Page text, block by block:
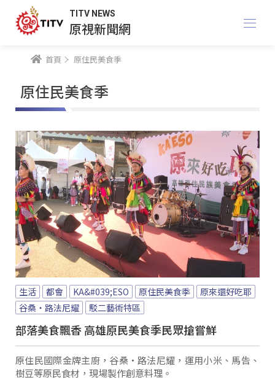
TITV NEWS
原視新聞網
首頁 原住民美食季
原住民美食季
生活 都會 KA&#039;ESO 原住民美食季
原來還好吃耶
谷桑・路法尼耀
駁二藝術特區
部落美食飄香 高雄原民美食季民眾搶嘗鮮
原住民國際金牌主廚，谷桑・路法尼耀，運用小米、馬告、
樹豆等原民食材，現場製作創意料理。